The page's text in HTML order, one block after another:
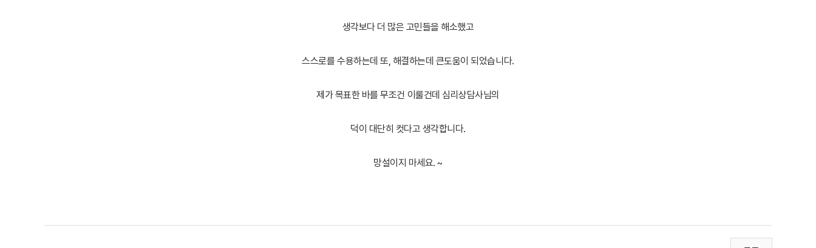
생각보다 더 많은 고민들을 해소했고
스스로를 수용하는데 또, 해결하는데 큰도움이 되었습니다.
제가 목표한 바를 무조건 이룰건데 심리상담사님의
덕이 대단히 컷다고 생각합니다.
망설이지 마세요. ~